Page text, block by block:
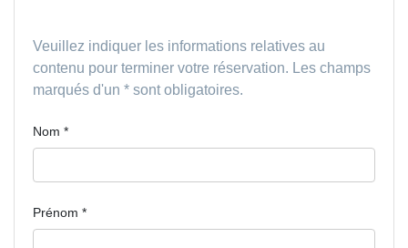
Veuillez indiquer les informations relatives au
contenu pour terminer votre réservation. Les champs
marqués d'un * sont obligatoires.
Nom *
Prénom *